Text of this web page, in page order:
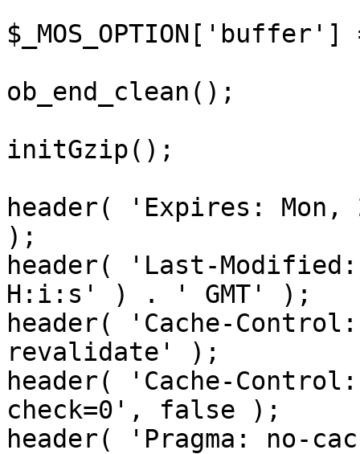
ob_end_clean();
initGzip();
header( 'Expires: Mon,
);
header( 'Last-
H:i:s' ) . ' GMT' );
header( 'Cache-
revalidate' );
header( 'Cache-
check=0', false );
header( 'Pragma: no-